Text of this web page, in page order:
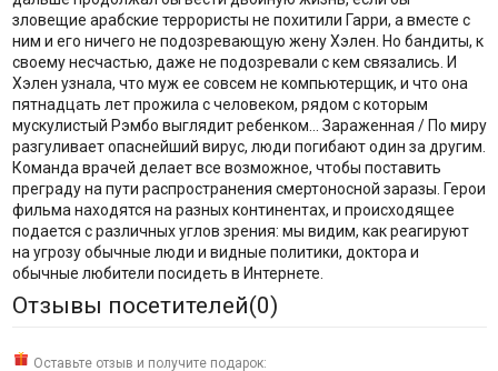
Отзывы посетителей(0)
Оставьте отзыв и получите подарок: